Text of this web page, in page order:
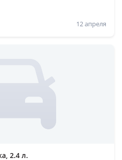
пятиступка, очень
в обслуживании.
дорогие, но
на двухрядку. В общем это
стоит, но ещё раз
12 апреля
2.4 л.